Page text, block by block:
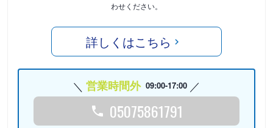
わせください。
詳しくはこちら
営業時間外 09:00-17:00
05075861791